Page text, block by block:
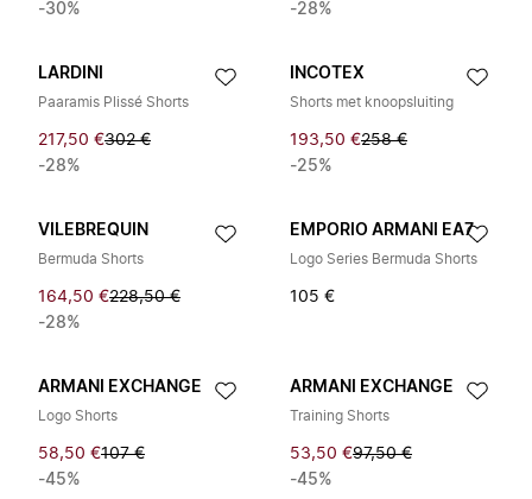
-30%
-28%
LARDINI
Paaramis Plissé Shorts
217,50 €302 €
-28%
INCOTEX
Shorts met knoopsluiting
193,50 €258 €
-25%
VILEBREQUIN
Bermuda Shorts
164,50 €228,50 €
-28%
EMPORIO ARMANI EA7
Logo Series Bermuda Shorts
105 €
ARMANI EXCHANGE
Logo Shorts
58,50 €107 €
-45%
ARMANI EXCHANGE
Training Shorts
53,50 €97,50 €
-45%